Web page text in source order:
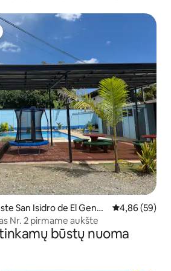
San Isidro de El Gener
Vidutinis
4,86 (59)
Nr. 2 pirmame aukšte
būstų nuoma